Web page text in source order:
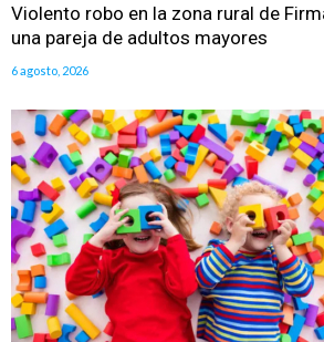
Violento robo en la zona rural de
una pareja de adultos mayores
6 agosto, 2026